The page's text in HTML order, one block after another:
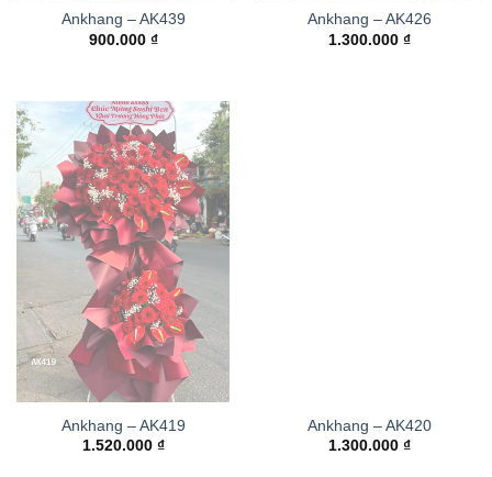
Ankhang – AK439
900.000 ₫
Ankhang – AK426
1.300.000 ₫
Ankhang – AK419
1.520.000 ₫
Ankhang – AK420
1.300.000 ₫